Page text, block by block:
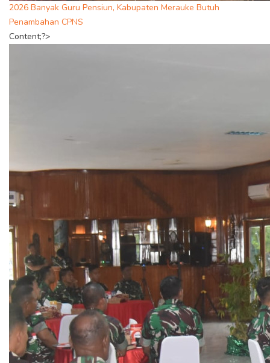
2026 Banyak Guru Pensiun, Kabupaten Merauke Butuh
Penambahan CPNS
Content;?>